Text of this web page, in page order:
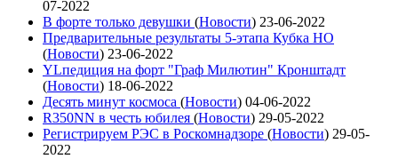
07-2022
В форте только девушки (Новости) 23-06-2022
Предварительные результаты 5-этапа Кубка НО
(Новости) 23-06-2022
YLпедиция на форт "Граф Милютин" Кронштадт
(Новости) 18-06-2022
Десять минут космоса (Новости) 04-06-2022
R350NN в честь юбилея (Новости) 29-05-2022
Регистрируем РЭС в Роскомнадзоре (Новости) 29-05-
2022